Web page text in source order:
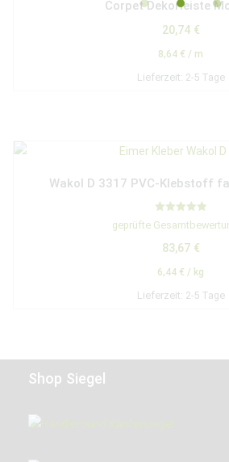
Corpet Dekorleiste
20,74 €
8,64 € / m
Lieferzeit: 2-5 Tage
Wakol D 3317 PVC-Klebstoff
Bewertet mit
5.00
geprüfte
83,67 €
6,44 € / kg
Lieferzeit: 2-5 Tage
Shop Siegel